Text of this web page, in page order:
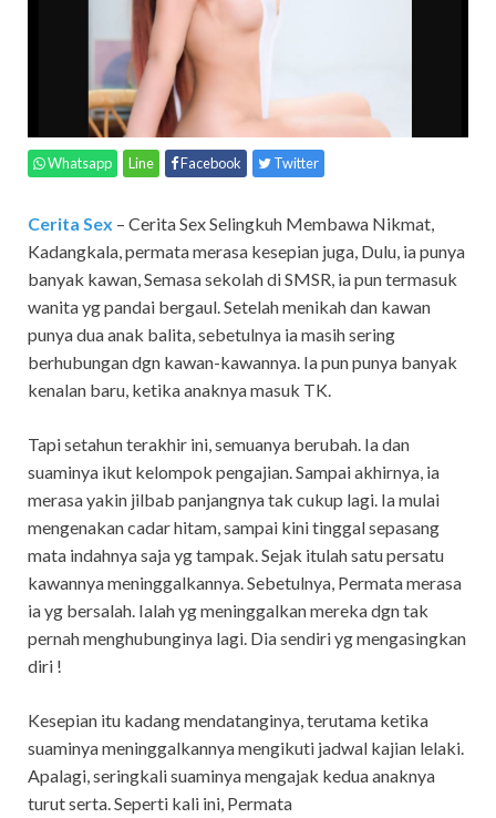
Whatsapp Line Facebook Twitter
Cerita Sex – Cerita Sex Selingkuh Membawa Nikmat,
Kadangkala, permata merasa kesepian juga, Dulu, ia punya
banyak kawan, Semasa sekolah di SMSR, ia pun termasuk
wanita yg pandai bergaul. Setelah menikah dan kawan
punya dua anak balita, sebetulnya ia masih sering
berhubungan dgn kawan-kawannya. Ia pun punya banyak
kenalan baru, ketika anaknya masuk TK.
Tapi setahun terakhir ini, semuanya berubah. Ia dan
suaminya ikut kelompok pengajian. Sampai akhirnya, ia
merasa yakin jilbab panjangnya tak cukup lagi. Ia mulai
mengenakan cadar hitam, sampai kini tinggal sepasang
mata indahnya saja yg tampak. Sejak itulahsatu persatu
kawannya meninggalkannya. Sebetulnya, Permata merasa
ia yg bersalah. Ialah ygmeninggalkan mereka dgn tak
pernah menghubunginya lagi. Dia sendiri yg mengasingkan
diri !
Kesepian itu kadang mendatanginya, terutama ketika
suaminya meninggalkannya mengikuti jadwal kajian lelaki.
Apalagi, seringkali suaminya mengajak kedua anaknya
turut serta. Seperti kali ini, Permata